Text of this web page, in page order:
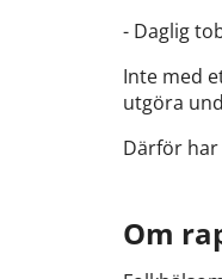
- Daglig
Inte med
utgöra
Därför
Om